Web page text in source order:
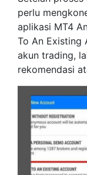
perlu
aplikasi MT4
To An Existing
akun trading,
rekomendasi